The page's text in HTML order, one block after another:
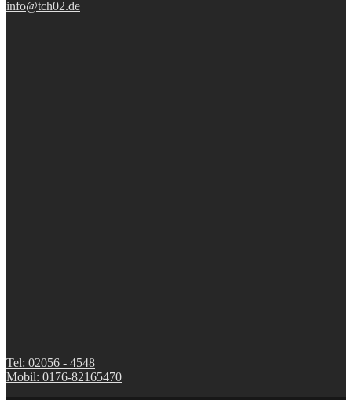
info@tch02.de
Tel: 02056 - 4548
Mobil: 0176-82165470